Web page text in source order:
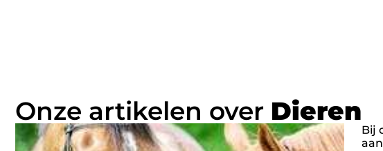
Onze artikelen over Dieren
Bij